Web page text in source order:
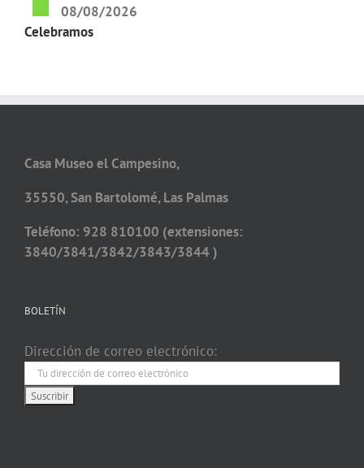
08/08/2026
Celebramos
Casa Museo el Campesino,
35550, San Bartolomé, Las Palmas
Teléfono: 928 810100 (extensiones:
3840/3841/3842/3843/3844 )
BOLETÍN
Dirección de correo electrónico: